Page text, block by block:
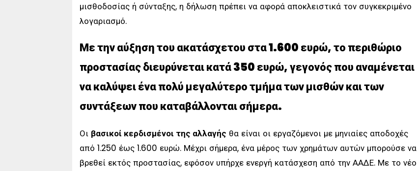
μισθοδοσίας ή σύνταξης, η δήλωση πρέπει να αφορά αποκλειστικά τον συγκεκριμένο
λογαριασμό.
Με τηναύξηση του ακατάσχετου στα 1.600 ευρώ, το περιθώριο
προστασίας διευρύνεται κατά 350 ευρώ, γεγονός που αναμένεται
να καλύψει ένα πολύ μεγαλύτερο τμήμα των μισθών και των
συντάξεων που καταβάλλονται σήμερα.
Οι βασικοί κερδισμένοι της αλλαγής θα είναι οι εργαζόμενοι με μηνιαίες αποδοχές
από 1.250 έως 1.600 ευρώ. Μέχρι σήμερα, ένα μέρος των χρημάτων αυτών μπορούσε να
βρεθεί εκτός προστασίας, εφόσον υπήρχε ενεργή κατάσχεση από την ΑΑΔΕ. Με το νέο